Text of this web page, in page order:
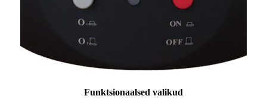
Funktsionaalsed valikud